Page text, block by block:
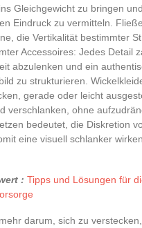
Gleichgewicht zu bringen
Eindruck zu vermitteln.
die Vertikalität bestimmter
Accessoires: Jedes Detail
abzulenken und ein
zu strukturieren.
gerade oder leicht
verschlanken, ohne
bedeutet, die Diskretion
eine visuell schlanker
: Tipps und Lösungen für
darum, sich zu